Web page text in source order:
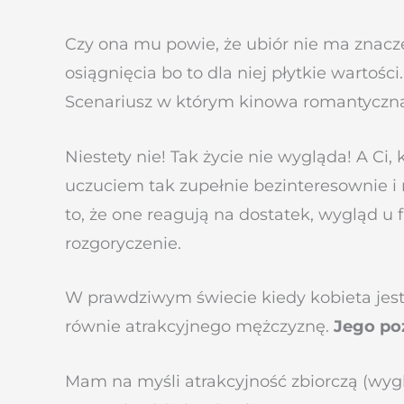
Czy ona mu powie, że ubiór nie ma
osiągnięcia bo to dla niej płytkie
Scenariusz w którym kinowa
Niestety nie! Tak życie nie wygląda! A
uczuciem tak zupełnie bezinteresownie
to, że one reagują na dostatek, wygląd u
rozgoryczenie.
W prawdziwym świecie kiedy kobieta
równie atrakcyjnego mężczyznę. Jego
Mam na myśli atrakcyjność zbiorczą